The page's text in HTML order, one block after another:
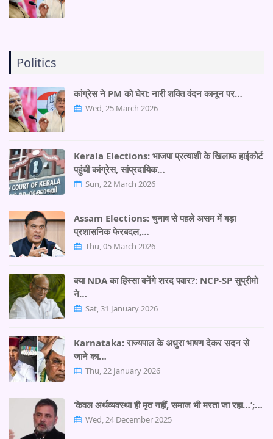
Politics
कांग्रेस ने PM को घेरा: नारी शक्ति वंदन कानून पर…
Wed, 25 March 2026
Kerala Elections: भाजपा प्रत्याशी के खिलाफ हाईकोर्ट
पहुंची कांग्रेस, सांप्रदायिक…
Sun, 22 March 2026
Assam Elections: चुनाव से पहले असम में बड़ा
प्रशासनिक फेरबदल,…
Thu, 05 March 2026
क्या NDA का हिस्सा बनेंगे शरद पवार?: NCP-SP सुप्रीमो
ने…
Sat, 31 January 2026
Karnataka: राज्यपाल के अधुरा भाषण देकर सदन से
जाने का…
Thu, 22 January 2026
‘केवल अर्थव्यवस्था ही मृत नहीं, समाज भी मरता जा रहा…’;…
Wed, 24 December 2025